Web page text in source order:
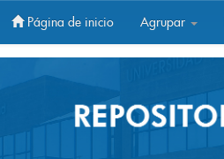
Página de inicio Agrupar